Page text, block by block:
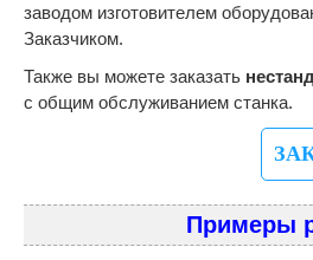
заводом изготовителем
Заказчиком.
Также вы можете заказать
с общим обслуживанием станка.
Примеры